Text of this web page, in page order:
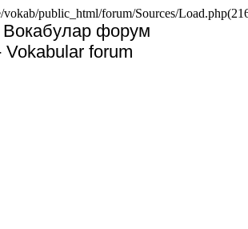
public_html/forum/Sources/
Вокабулар форум
forum